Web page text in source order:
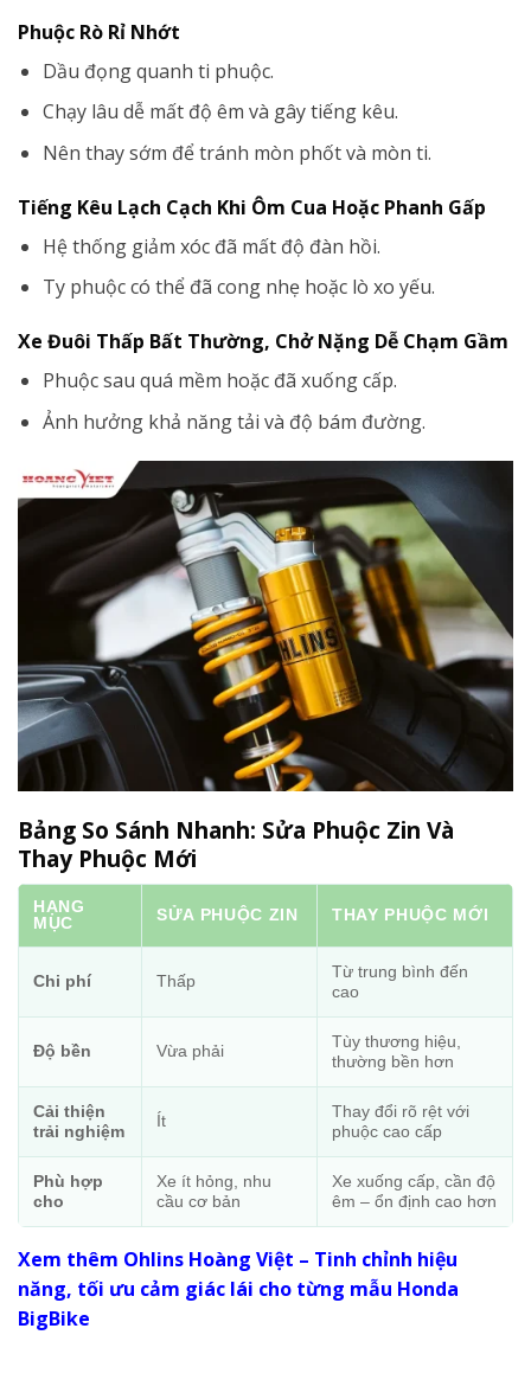
Phuộc Rò Rỉ Nhớt
Dầu đọng quanh ti phuộc.
Chạy lâu dễ mất độ êm và gây tiếng kêu.
Nên thay sớm để tránh mòn phốt và mòn ti.
Tiếng Kêu Lạch Cạch Khi Ôm Cua Hoặc Phanh Gấp
Hệ thống giảm xóc đã mất độ đàn hồi.
Ty phuộc có thể đã cong nhẹ hoặc lò xo yếu.
Xe Đuôi Thấp Bất Thường, Chở Nặng Dễ Chạm Gầm
Phuộc sau quá mềm hoặc đã xuống cấp.
Ảnh hưởng khả năng tải và độ bám đường.
Bảng So Sánh Nhanh: Sửa Phuộc Zin Và
Thay Phuộc Mới
HẠNG
MỤC
SỬA PHUỘC ZIN THAY PHUỘC MỚI
Chi phí Thấp
Từ trung bình đến
cao
Độ bền Vừa phải
Tùy thương hiệu,
thường bền hơn
Cải thiện
trải nghiệm
Ít
Thay đổi rõ rệt với
phuộc cao cấp
Phù hợp
cho
Xe ít hỏng, nhu
cầu cơ bản
Xe xuống cấp, cần độ
êm – ổn định cao hơn
Xem thêm Ohlins Hoàng Việt – Tinh chỉnh hiệu
năng, tối ưu cảm giác lái cho từng mẫu Honda
BigBike